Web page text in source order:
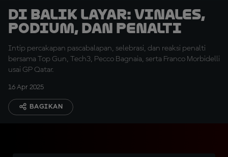
Di Balik Layar: Vinales,
Podium, dan Penalti
Intip percakapan pascabalapan, selebrasi, dan reaksi penalti
bersama Top Gun, Tech3, Pecco Bagnaia, serta Franco Morbidelli
usai GP Qatar.
16 Apr 2025
BAGIKAN